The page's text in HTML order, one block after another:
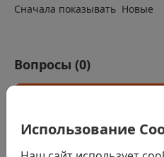
Сначала показывать Новые
Вопросы (0)
Использование